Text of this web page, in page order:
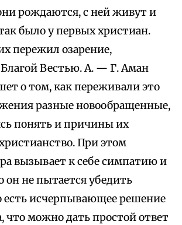
рождаются, с ней живут и
было у первых христиан.
пережил озарение,
Вестью. А. — Г. Аман
о том, как переживали это
разные новообращенные,
понять и причины их
При этом
вызывает к себе симпатию и
он не пытается убедить
есть исчерпывающее решение
что можно дать простой ответ